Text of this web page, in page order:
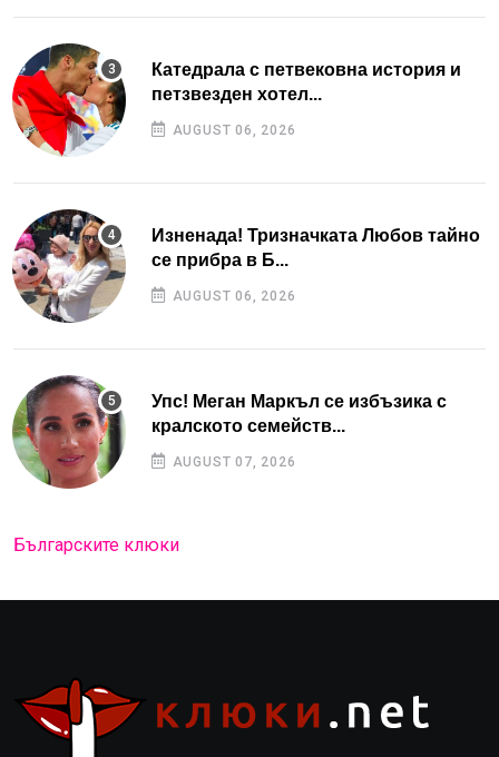
Катедрала с петвековна история и
петзвезден хотел...
AUGUST 06, 2026
Изненада! Тризначката Любов тайно
се прибра в Б...
AUGUST 06, 2026
Упс! Меган Маркъл се избъзика с
кралското семейств...
AUGUST 07, 2026
Българските клюки